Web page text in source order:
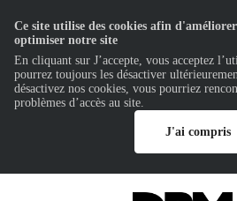
Ce site utilise des cookies afin
optimiser notre site
En cliquant sur J’accepte, vous acceptez
pourrez toujours les désactiver
désactivez nos cookies, vous pourriez
problèmes d’accès au site.
J'ai compris